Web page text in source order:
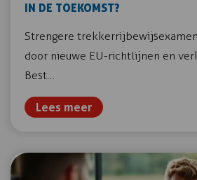
IN DE TOEKOMST?
Strengere
door nieuwe EU-richtlijnen en
Best…
Lees meer